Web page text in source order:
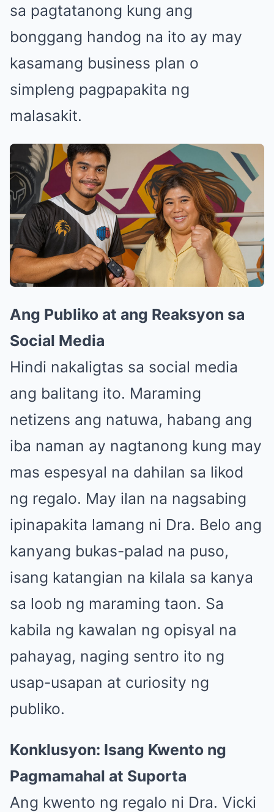
sa pagtatanong kung ang
bonggang handog na ito ay may
kasamang business plan o
simpleng pagpapakita ng
malasakit.
Ang Publiko at ang Reaksyon sa
Social Media
Hindi nakaligtas sa social media
ang balitang ito. Maraming
netizens ang natuwa, habang ang
iba naman ay nagtanong kung may
mas espesyal na dahilan sa likod
ng regalo. May ilan na nagsabing
ipinapakita lamang ni Dra. Belo ang
kanyang bukas-palad na puso,
isang katangian na kilala sa kanya
sa loob ng maraming taon. Sa
kabila ng kawalan ng opisyal na
pahayag, naging sentro ito ng
usap-usapan at curiosity ng
publiko.
Konklusyon: Isang Kwento ng
Pagmamahal at Suporta
Ang kwento ng regalo ni Dra. Vicki